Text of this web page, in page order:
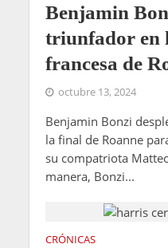
Benjamin
triunfador en
francesa de
octubre 13, 2024
Benjamin Bonzi
la final de Roanne
su compatriota
manera, Bonzi...
CRÓNICAS